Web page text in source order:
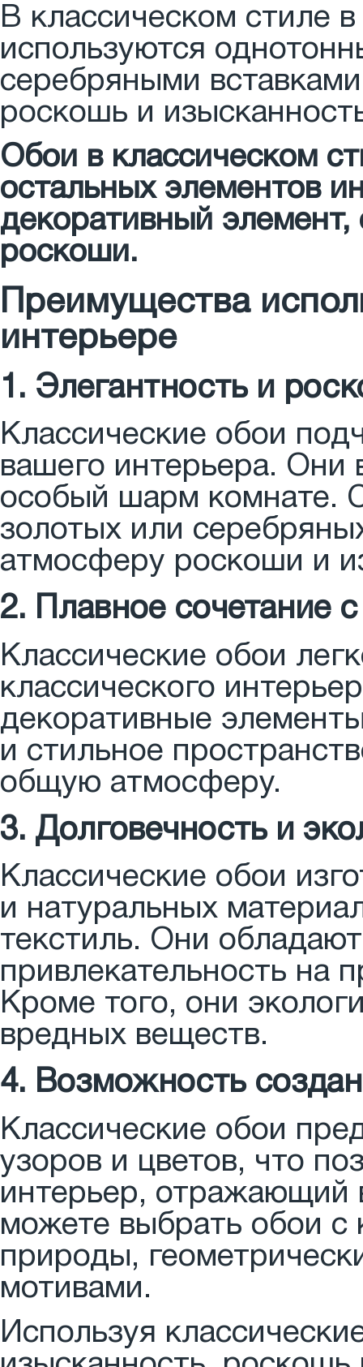
В классическом стиле
используются
серебряными
роскошь и
Обои в классическом
остальных элементов
декоративный
роскоши.
Преимущества
интерьере
1. Элегантность и
Классические обои
вашего интерьера. Они
особый шарм комнате.
золотых или
атмосферу роскоши и
2. Плавное сочетание
Классические обои
классического
декоративные
и стильное
общую атмосферу.
3. Долговечность и
Классические обои
и натуральных
текстиль. Они
привлекательность на
Кроме того, они
вредных веществ.
4. Возможность
Классические обои
узоров и цветов, что
интерьер, отражающий
можете выбрать обои с
природы,
мотивами.
Используя